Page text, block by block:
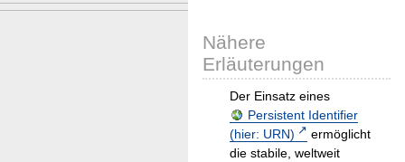
Nähere
Erläuterungen
Der Einsatz eines
Persistent Identifier
(hier: URN)
ermöglicht
die stabile, weltweit